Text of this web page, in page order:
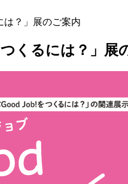
くるには？」展